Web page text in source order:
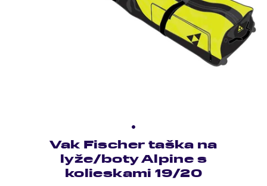
Vak Fischer taška na
lyže/boty Alpine s
kolieskami 19/20